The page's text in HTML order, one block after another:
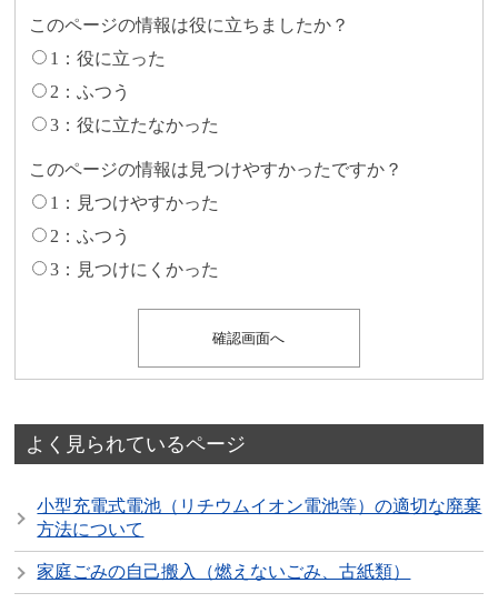
このページの情報は役に立ちましたか？
1：役に立った
2：ふつう
3：役に立たなかった
このページの情報は見つけやすかったですか？
1：見つけやすかった
2：ふつう
3：見つけにくかった
よく見られているページ
小型充電式電池（リチウムイオン電池等）の適切な廃棄
方法について
家庭ごみの自己搬入（燃えないごみ、古紙類）